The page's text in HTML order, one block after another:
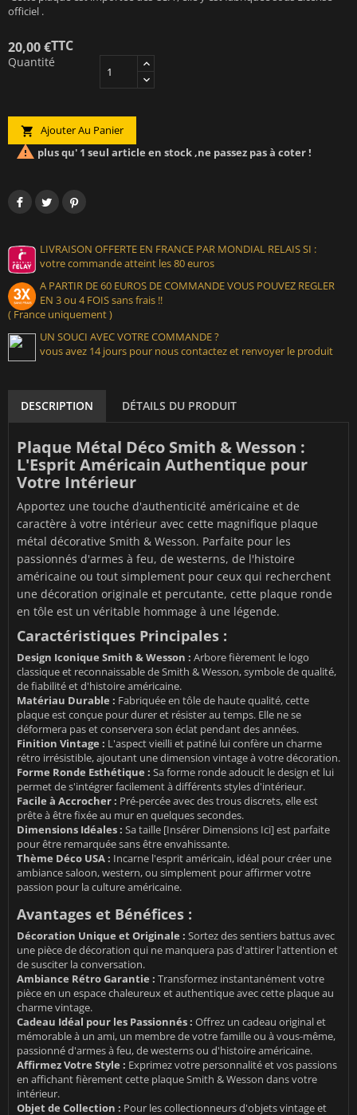
officiel .
20,00 €TTC
Quantité
 Ajouter Au Panier
 plus qu' 1 seul article en stock ,ne passez pas à coter !
LIVRAISON OFFERTE EN FRANCE PAR MONDIAL RELAIS SI :
votre commande atteint les 80 euros
A PARTIR DE 60 EUROS DE COMMANDE VOUS POUVEZ REGLER
EN 3 ou 4 FOIS sans frais !!
( France uniquement )
UN SOUCI AVEC VOTRE COMMANDE ?
vous avez 14 jours pour nous contactez et renvoyer le produit
DESCRIPTION DÉTAILS DU PRODUIT
Plaque Métal Déco Smith & Wesson :
L'Esprit Américain Authentique pour
Votre Intérieur
Apportez une touche d'authenticité américaine et de
caractère à votre intérieur avec cette magnifique plaque
métal décorative Smith & Wesson. Parfaite pour les
passionnés d'armes à feu, de westerns, de l'histoire
américaine ou tout simplement pour ceux qui recherchent
une décoration originale et percutante, cette plaque ronde
en tôle est un véritable hommage à une légende.
Caractéristiques Principales :
Design Iconique Smith & Wesson : Arbore fièrement le logo
classique et reconnaissable de Smith & Wesson, symbole de qualité,
de fiabilité et d'histoire américaine.
Matériau Durable : Fabriquée en tôle de haute qualité, cette
plaque est conçue pour durer et résister au temps. Elle ne se
déformera pas et conservera son éclat pendant des années.
Finition Vintage : L'aspect vieilli et patiné lui confère un charme
rétro irrésistible, ajoutant une dimension vintage à votre décoration.
Forme Ronde Esthétique : Sa forme ronde adoucit le design et lui
permet de s'intégrer facilement à différents styles d'intérieur.
Facile à Accrocher : Pré-percée avec des trous discrets, elle est
prête à être fixée au mur en quelques secondes.
Dimensions Idéales : Sa taille [Insérer Dimensions Ici] est parfaite
pour être remarquée sans être envahissante.
Thème Déco USA : Incarne l'esprit américain, idéal pour créer une
ambiance saloon, western, ou simplement pour affirmer votre
passion pour la culture américaine.
Avantages et Bénéfices :
Décoration Unique et Originale : Sortez des sentiers battus avec
une pièce de décoration qui ne manquera pas d'attirer l'attention et
de susciter la conversation.
Ambiance Rétro Garantie : Transformez instantanément votre
pièce en un espace chaleureux et authentique avec cette plaque au
charme vintage.
Cadeau Idéal pour les Passionnés : Offrez un cadeau original et
mémorable à un ami, un membre de votre famille ou à vous-même,
passionné d'armes à feu, de westerns ou d'histoire américaine.
Affirmez Votre Style : Exprimez votre personnalité et vos passions
en affichant fièrement cette plaque Smith & Wesson dans votre
intérieur.
Objet de Collection : Pour les collectionneurs d'objets vintage et